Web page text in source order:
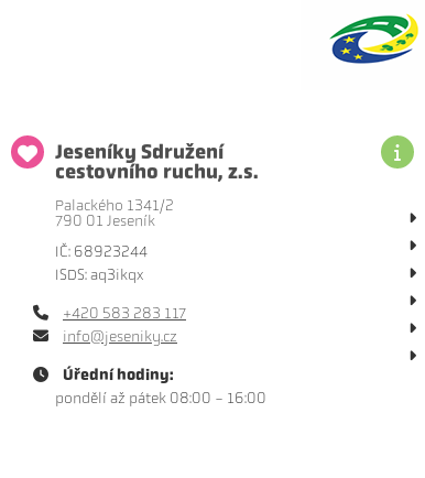
Jeseníky Sdružení
cestovního ruchu, z.s.
Palackého 1341/2
790 01 Jeseník
IČ: 68923244
ISDS: aq3ikqx
+420 583 283 117
info@jeseniky.cz
Úřední hodiny:
pondělí až pátek 08:00 - 16:00